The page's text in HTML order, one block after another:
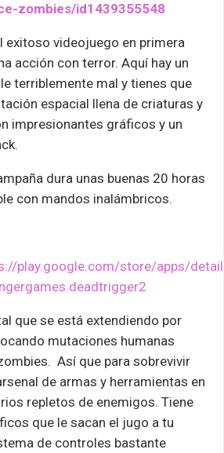
zombies/id1439355548
exitoso videojuego en primera
acción con terror. Aquí hay un
terriblemente mal y tienes que
espacial llena de criaturas y
impresionantes gráficos y un
dura unas buenas 20 horas
con mandos inalámbricos.
play.google.com/store/apps/
que se está extendiendo por
mutaciones humanas
Así que para sobrevivir
de armas y herramientas en
repletos de enemigos. Tiene
que le sacan el jugo a tu
de controles bastante